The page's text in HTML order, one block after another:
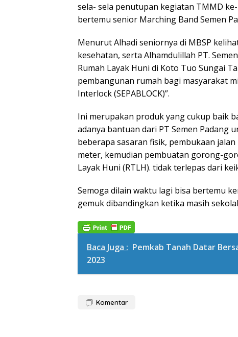
sela- sela penutupan kegiatan TMMD
bertemu senior Marching Band Semen
Menurut Alhadi seniornya di MBSP
kesehatan, serta Alhamdulillah PT.
Rumah Layak Huni di Koto Tuo Sungai
pembangunan rumah bagi masyarakat
Interlock (SEPABLOCK)”.
Ini merupakan produk yang cukup baik
adanya bantuan dari PT Semen Padang
beberapa sasaran fisik, pembukaan
meter, kemudian pembuatan gorong-
Layak Huni (RTLH). tidak terlepas dari
Semoga dilain waktu lagi bisa bertemu
gemuk dibandingkan ketika masih
Baca Juga : Pemkab Tanah Datar
2023
Komentar